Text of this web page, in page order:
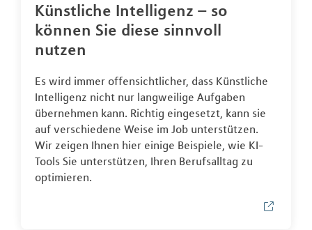
Künstliche Intelligenz – so
können Sie diese sinnvoll
nutzen
Es wird immer offensichtlicher, dass Künstliche
Intelligenz nicht nur langweilige Aufgaben
übernehmen kann. Richtig eingesetzt, kann sie
auf verschiedene Weise im Job unterstützen.
Wir zeigen Ihnen hier einige Beispiele, wie KI-
Tools Sie unterstützen, Ihren Berufsalltag zu
optimieren.